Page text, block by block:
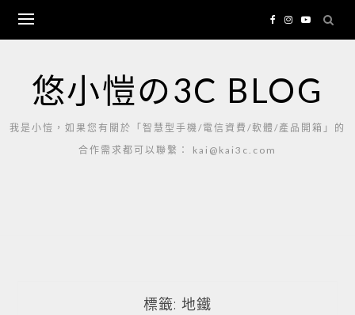
content
悠小愷の3C BLOG
我是小愷，如果您有關於「智慧型手機/電信資費/軟體/產品開箱」的
合作需求都可以聯繫： kai@kai3c.com
標籤: 地鐵